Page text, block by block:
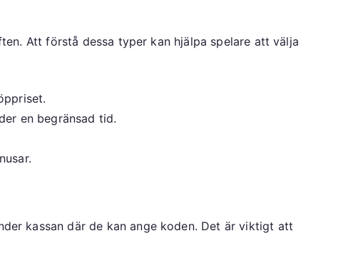
Att förstå dessa typer kan hjälpa spelare att välja
en begränsad tid.
kassan där de kan ange koden. Det är viktigt att